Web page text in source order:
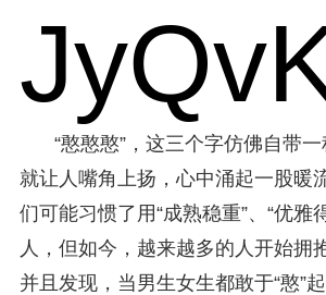
“憨憨憨”，这三个字仿佛自带
就让人嘴角上扬，心中涌起一股暖
们可能习惯了用“成熟稳重”、“优雅
人，但如今，越来越多的人开始拥
并且发现，当男生女生都敢于“憨”